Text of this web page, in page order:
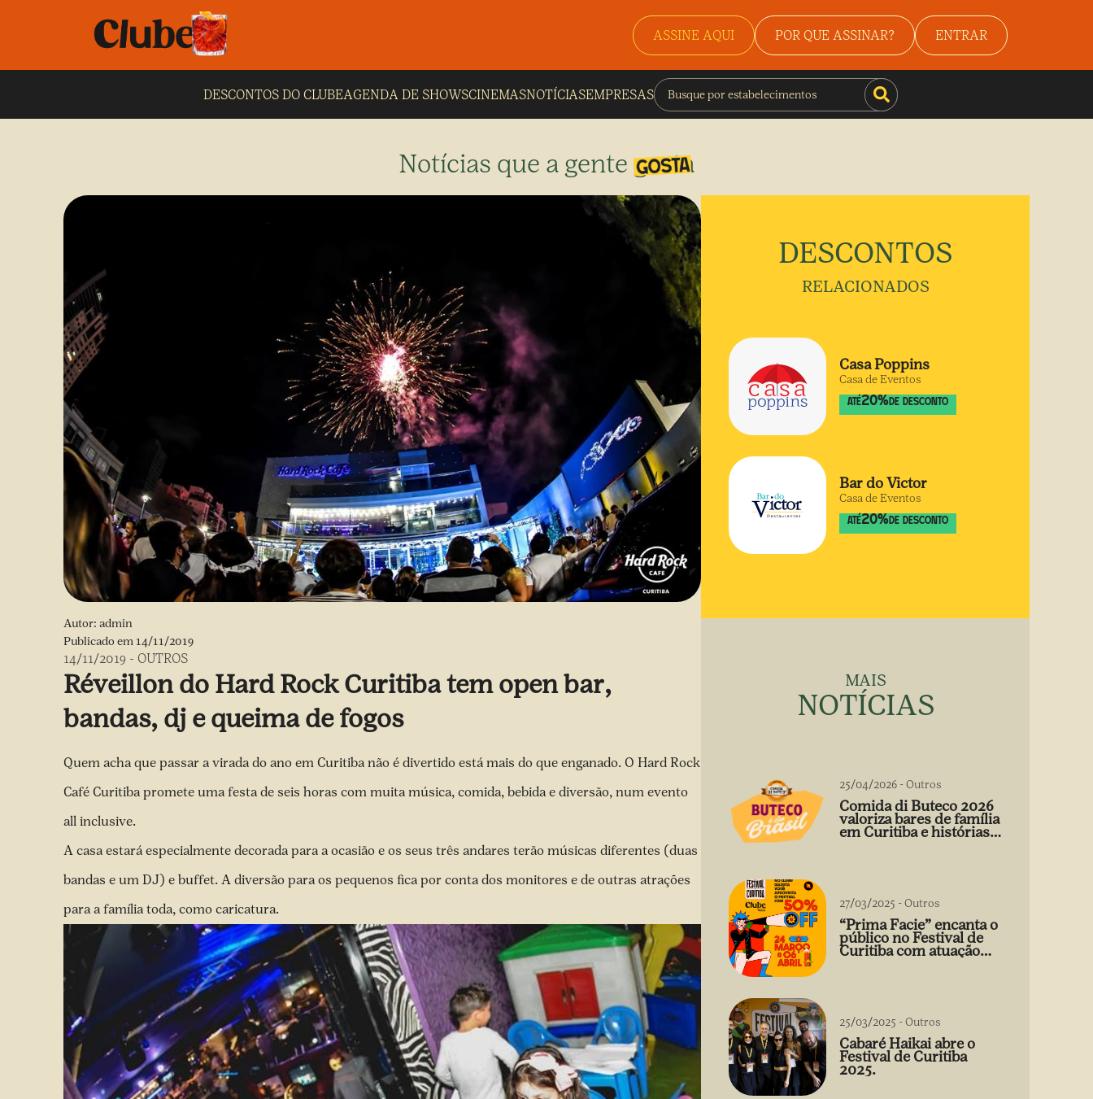
ASSINE AQUI POR QUE ASSINAR? ENTRAR
DESCONTOS DO CLUBEAGENDA DE SHOWSCINEMASNOTÍCIASEMPRESAS
Notícias que a gente gosta
Autor: admin
Publicado em14/11/2019
14/11/2019 - OUTROS
Réveillon do Hard Rock Curitiba tem open bar,
bandas, dj e queima de fogos
Quem acha que passar a virada do ano em Curitiba não é divertido está mais do que enganado. O Hard Rock
Café Curitiba promete uma festa de seis horas com muita música, comida, bebida e diversão, num evento
all inclusive.
A casa estará especialmente decorada para a ocasião e os seus três andares terão músicas diferentes (duas
bandas e um DJ) e buffet. A diversão para os pequenos fica por conta dos monitores e de outras atrações
para a família toda, como caricatura.
DESCONTOS
RELACIONADOS
Casa Poppins
Casa de Eventos
ATÉ20%DE DESCONTO
Bar do Victor
Casa de Eventos
ATÉ20%DE DESCONTO
MAIS
NOTÍCIAS
25/04/2026 -Outros
Comida di Buteco 2026
valoriza bares de família
em Curitiba e histórias
27/03/2025 -Outros
“Prima Facie” encanta o
público no Festival de
Curitiba com atuação
arrebatadora de Débora
25/03/2025 -Outros
Cabaré Haikai abre o
Festival de Curitiba
2025.